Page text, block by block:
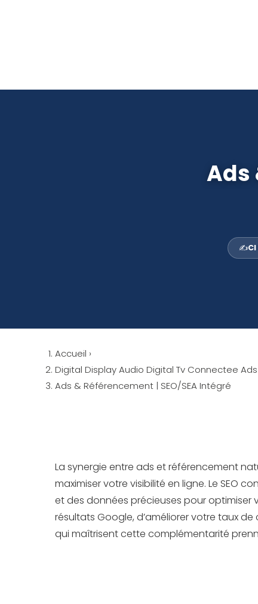
Ads
✍️
Accueil ›
Digital Display Audio Digital Tv Connectee
Ads & Référencement | SEO/SEA Intégré
La synergie entre ads et référencement
maximiser votre visibilité en ligne. Le SEO
et des données précieuses pour optimiser
résultats Google, d’améliorer votre taux
qui maîtrisent cette complémentarité